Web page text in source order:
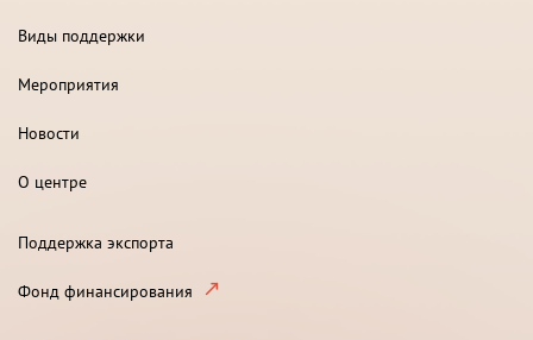
Виды поддержки
Мероприятия
Новости
О центре
Поддержка экспорта
Фонд финансирования